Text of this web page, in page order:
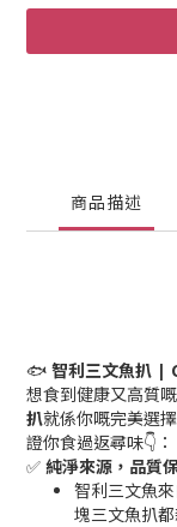
商品描述
🐟 智利三文魚扒
想食到健康又高質
扒就係你嘅完美選
證你食過返尋味👇：
✅ 純淨來源，品質
智利三文魚
塊三文魚扒